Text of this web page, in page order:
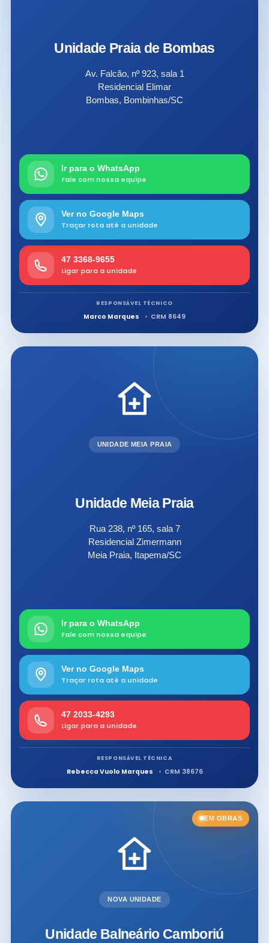
Unidade Praia de Bombas
Av. Falcão, nº 923, sala 1
Residencial Elimar
Bombas, Bombinhas/SC
Ir para o WhatsApp
Fale com nossa equipe
Ver no Google Maps
Traçar rota até a unidade
47 3368-9655
Ligar para a unidade
RESPONSÁVEL TÉCNICO
Marco Marques CRM 8649
UNIDADE MEIA PRAIA
Unidade Meia Praia
Rua 238, nº 165, sala 7
Residencial Zimermann
Meia Praia, Itapema/SC
Ir para o WhatsApp
Fale com nossa equipe
Ver no Google Maps
Traçar rota até a unidade
47 2033-4293
Ligar para a unidade
RESPONSÁVEL TÉCNICA
Rebecca Vuolo Marques CRM 38676
EM OBRAS
NOVA UNIDADE
Unidade Balneário Camboriú